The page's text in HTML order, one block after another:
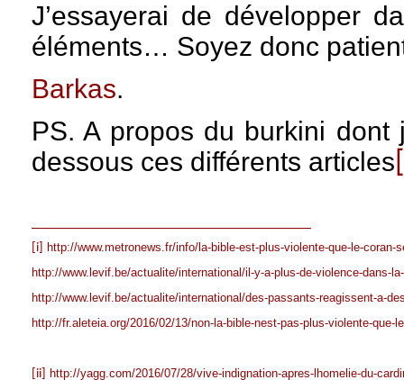
J’essayerai de développer
éléments… Soyez donc
Barkas.
PS. A propos du burkini
dessous ces différents articles
[i] http://www.metronews.fr/info/la-bible-est-plus-violente-que-le-
http://www.levif.be/actualite/international/il-y-a-plus-de-violence-dans-
http://www.levif.be/actualite/international/des-passants-reagissent-a-
http://fr.aleteia.org/2016/02/13/non-la-bible-nest-pas-plus-violente-que-
[ii] http://yagg.com/2016/07/28/vive-indignation-apres-lhomelie-du-